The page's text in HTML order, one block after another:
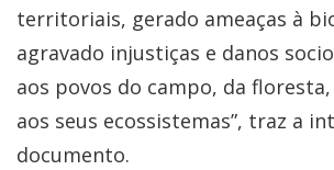
territoriais, gerado ameaças à
agravado injustiças e danos
aos povos do campo, da floresta,
aos seus ecossistemas”, traz a
documento.